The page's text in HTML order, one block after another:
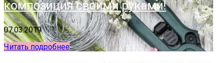
композиция своими руками!
07.03.2019
Читать подробнее